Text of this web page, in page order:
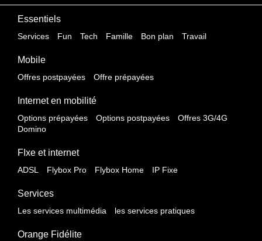
Essentiels
Services Fun Tech Famille Bon plan Travail
Mobile
Offres postpayées Offre prépayées
Internet en mobilité
Options prépayées Options postpayées
Offres 3G/4G
Domino
FIxe et internet
ADSL Flybox Pro Flybox Home IP Fixe
Services
Les services multimédia les services pratiques
Orange Fidélite